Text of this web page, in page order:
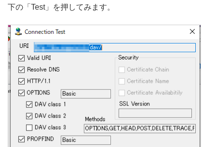
下の「Test」を押してみます。